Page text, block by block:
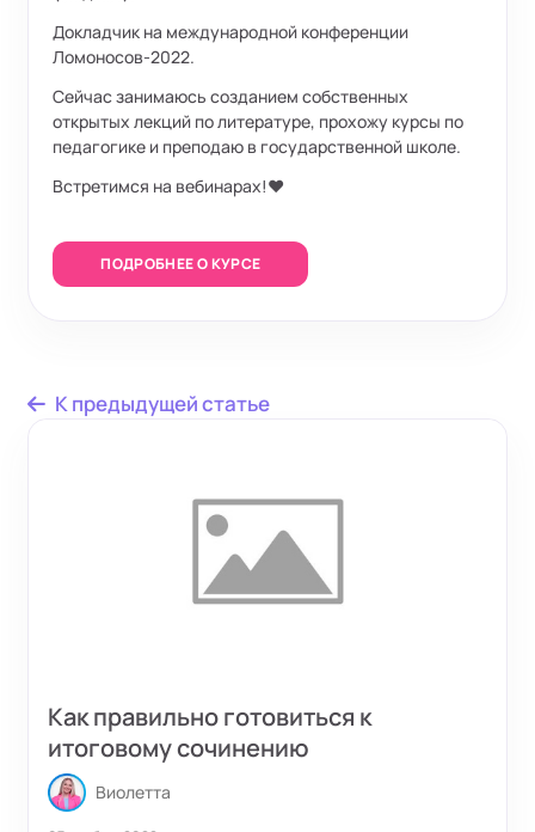
Докладчик на международной конференции
Ломоносов-2022.
Сейчас занимаюсь созданием собственных
открытых лекций по литературе, прохожу курсы по
педагогике и преподаю в государственной школе.
Встретимся на вебинарах!❤️
ПОДРОБНЕЕ О КУРСЕ
К предыдущей статье
Как правильно готовиться к
итоговому сочинению
Виолетта